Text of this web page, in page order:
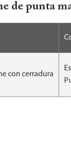
de punta
con cerradura